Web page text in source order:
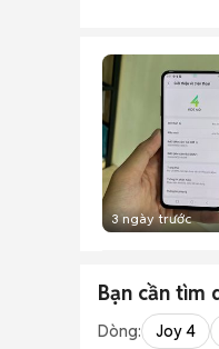
3 ngày trước
Bạn cần tìm
Dòng: Joy 4